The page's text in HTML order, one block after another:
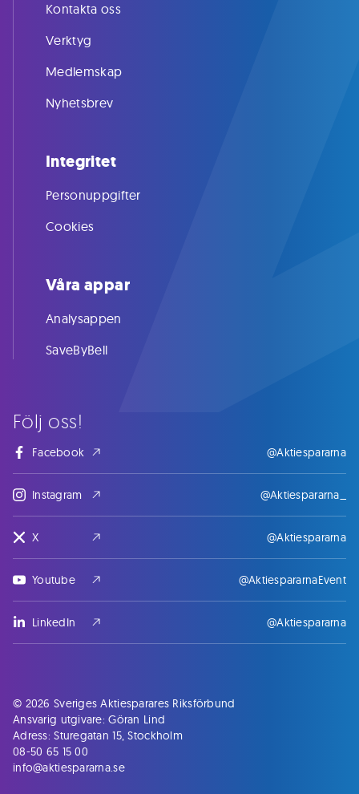
Följ oss!
Facebook @Aktiespararna
Instagram @Aktiespararna_
X @Aktiespararna
Youtube @AktiespararnaEvent
LinkedIn @Aktiespararna
Kontakta oss
Verktyg
Medlemskap
Nyhetsbrev
Integritet
Personuppgifter
Cookies
Våra appar
Analysappen
SaveByBell
© 2026 Sveriges Aktiesparares Riksförbund
Ansvarig utgivare: Göran Lind
Adress: Sturegatan 15, Stockholm
08-50 65 15 00
info@aktiespararna.se